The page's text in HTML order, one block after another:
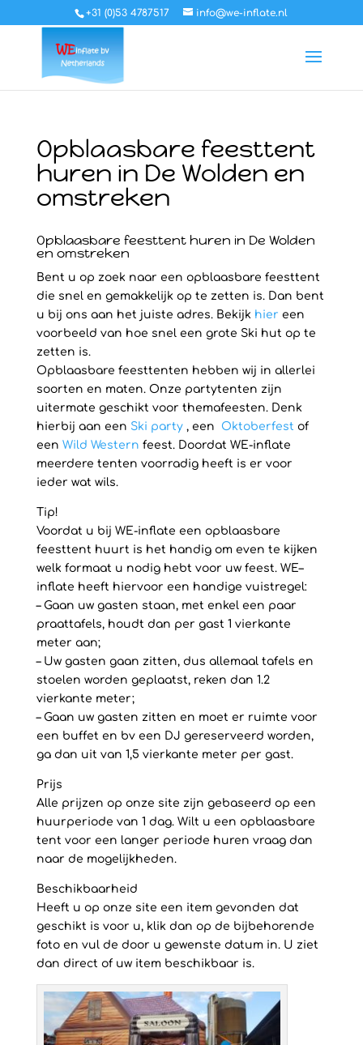
+31 (0)53 4787517 info@we-inflate.nl
Opblaasbare feesttent
huren in De Wolden en
omstreken
Opblaasbare feesttent huren in De Wolden
en omstreken
Bent u op zoek naar een opblaasbare feesttent
die snel en gemakkelijk op te zetten is. Dan bent
u bij ons aan het juiste adres. Bekijk hier een
voorbeeld van hoe snel een grote Ski hut op te
zetten is.
Opblaasbare feesttenten hebben wij in allerlei
soorten en maten. Onze partytenten zijn
uitermate geschikt voor themafeesten. Denk
hierbij aan een Ski party, een Oktoberfest of
een Wild Western feest. Doordat WE-inflate
meerdere tenten voorradig heeft is er voor
ieder wat wils.
Tip!
Voordat u bij WE-inflate een opblaasbare
feesttent huurt is het handig om even te kijken
welk formaat u nodig hebt voor uw feest. WE–
inflate heeft hiervoor een handige vuistregel:
– Gaan uw gasten staan, met enkel een paar
praattafels, houdt dan per gast 1 vierkante
meter aan;
– Uw gasten gaan zitten, dus allemaal tafels en
stoelen worden geplaatst, reken dan 1.2
vierkante meter;
– Gaan uw gasten zitten en moet er ruimte voor
een buffet en bv een DJ gereserveerd worden,
ga dan uit van 1,5 vierkante meter per gast.
Prijs
Alle prijzen op onze site zijn gebaseerd op een
huurperiode van 1 dag. Wilt u een opblaasbare
tent voor een langer periode huren vraag dan
naar de mogelijkheden.
Beschikbaarheid
Heeft u op onze site een item gevonden dat
geschikt is voor u, klik dan op de bijbehorende
foto en vul de door u gewenste datum in. U ziet
dan direct of uw item beschikbaar is.